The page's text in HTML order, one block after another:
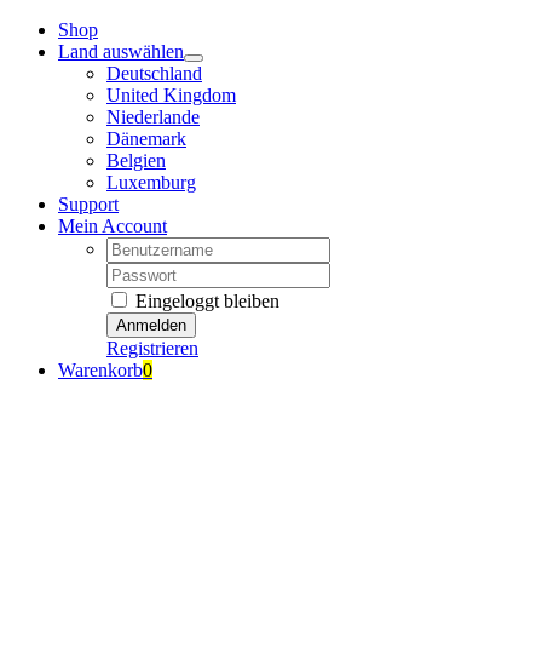
Zum
Inhalt
Shop
Land auswählen
Deutschland
United Kingdom
Niederlande
Dänemark
Belgien
Luxemburg
Support
Mein Account
Nutzername:
Passwort:
Eingeloggt bleiben
Registrieren
Warenkorb0